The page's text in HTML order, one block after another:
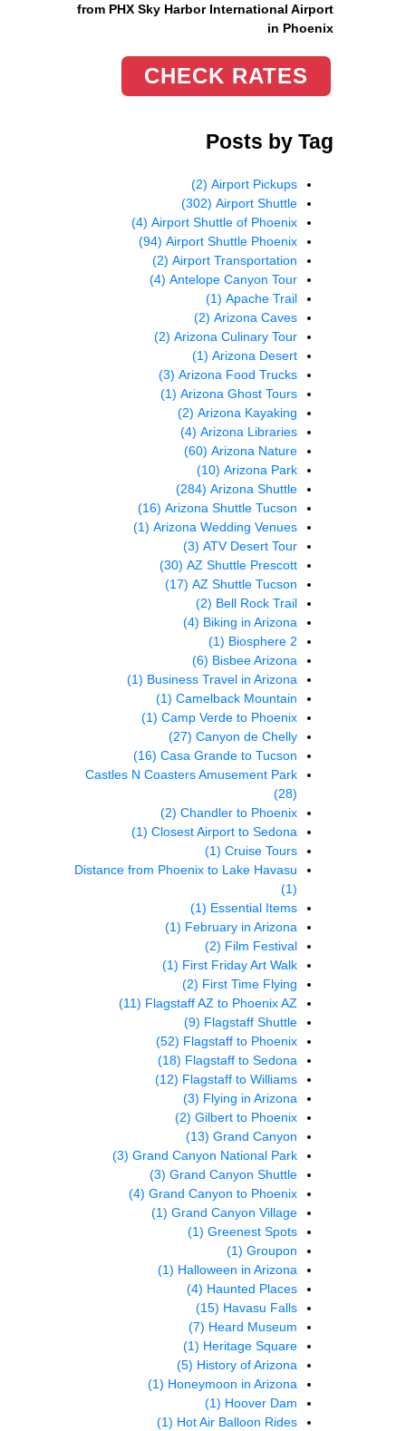
from PHX Sky Harbor International Airport
in Phoenix
CHECK RATES
Posts by Tag
Airport Pickups
(2)
Airport Shuttle
(302)
Airport Shuttle of Phoenix
(4)
Airport Shuttle Phoenix
(94)
Airport Transportation
(2)
Antelope Canyon Tour
(4)
Apache Trail
(1)
Arizona Caves
(2)
Arizona Culinary Tour
(2)
Arizona Desert
(1)
Arizona Food Trucks
(3)
Arizona Ghost Tours
(1)
Arizona Kayaking
(2)
Arizona Libraries
(4)
Arizona Nature
(60)
Arizona Park
(10)
Arizona Shuttle
(284)
Arizona Shuttle Tucson
(16)
Arizona Wedding Venues
(1)
ATV Desert Tour
(3)
AZ Shuttle Prescott
(30)
AZ Shuttle Tucson
(17)
Bell Rock Trail
(2)
Biking in Arizona
(4)
Biosphere 2
(1)
Bisbee Arizona
(6)
Business Travel in Arizona
(1)
Camelback Mountain
(1)
Camp Verde to Phoenix
(1)
Canyon de Chelly
(27)
Casa Grande to Tucson
(16)
Castles N Coasters Amusement Park
(28)
Chandler to Phoenix
(2)
Closest Airport to Sedona
(1)
Cruise Tours
(1)
Distance from Phoenix to Lake Havasu
(1)
Essential Items
(1)
February in Arizona
(1)
Film Festival
(2)
First Friday Art Walk
(1)
First Time Flying
(2)
Flagstaff AZ to Phoenix AZ
(11)
Flagstaff Shuttle
(9)
Flagstaff to Phoenix
(52)
Flagstaff to Sedona
(18)
Flagstaff to Williams
(12)
Flying in Arizona
(3)
Gilbert to Phoenix
(2)
Grand Canyon
(13)
Grand Canyon National Park
(3)
Grand Canyon Shuttle
(3)
Grand Canyon to Phoenix
(4)
Grand Canyon Village
(1)
Greenest Spots
(1)
Groupon
(1)
Halloween in Arizona
(1)
Haunted Places
(4)
Havasu Falls
(15)
Heard Museum
(7)
Heritage Square
(1)
History of Arizona
(5)
Honeymoon in Arizona
(1)
Hoover Dam
(1)
Hot Air Balloon Rides
(1)